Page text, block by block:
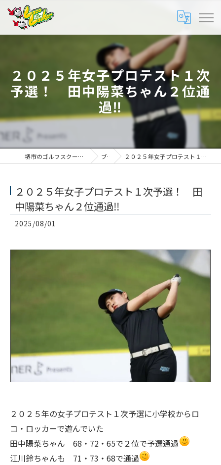
２０２５年女子プロテスト１次
予選！ 田中陽菜ちゃん２位通
過‼
堺市のゴルフスクールは株式会社ロコ・ゴルフ ブログ ２０２５年女子プロテスト１次予選！ 田中陽菜ちゃん２位通過‼
２０２５年女子プロテスト１次予選！ 田
中陽菜ちゃん２位通過‼
2025/08/01
２０２５年の女子プロテスト１次予選に小学校からロ
コ・ロッカーで遊んでいた
田中陽菜ちゃん 68・72・65で２位で予選通過
江川鈴ちゃんも 71・73・68で通過